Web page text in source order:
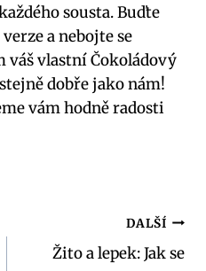
​sousta. Buďte
a nebojte se⁤
váš vlastní ⁤Čokoládový
dobře ⁢jako nám!
vám hodně‍ radosti
DALŠÍ
Žito a lepek: Jak se